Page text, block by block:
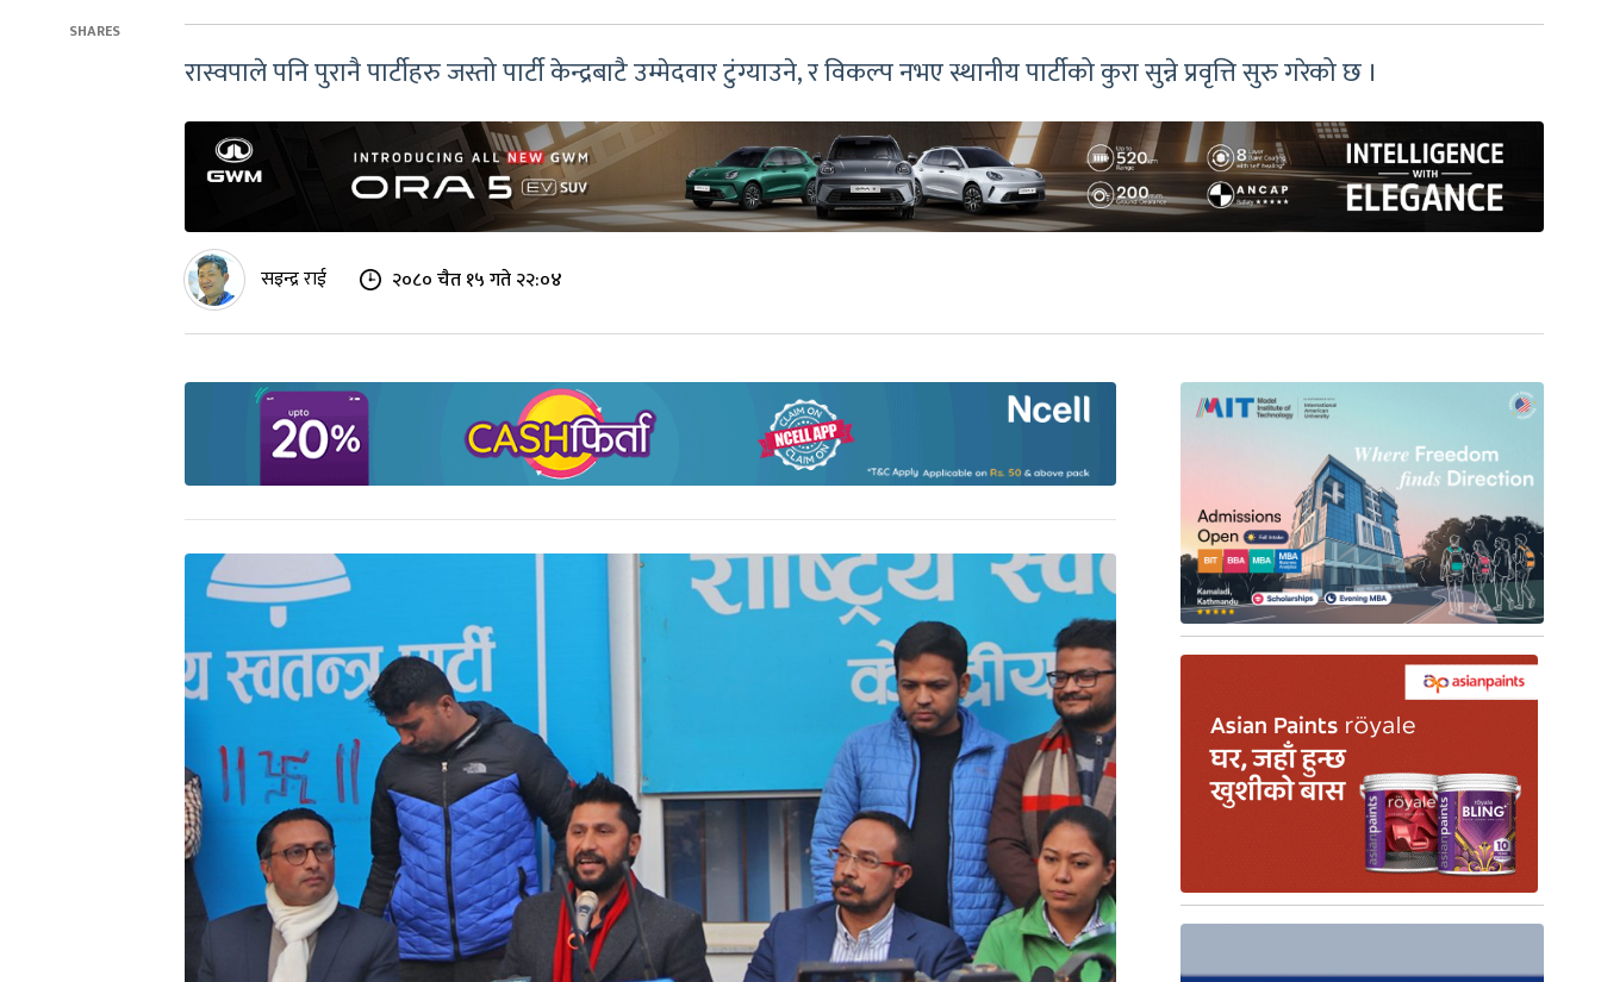
SHARES
रास्वपाले पनि पुरानै पार्टीहरु जस्तो पार्टी केन्द्रबाटै उम्मेदवार टुंग्याउने, र विकल्प नभए स्थानीय पार्टीको कुरा सुन्ने प्रवृत्ति सुरु गरेको छ ।
सइन्द्र राई २०८० चैत १५ गते २२:०४